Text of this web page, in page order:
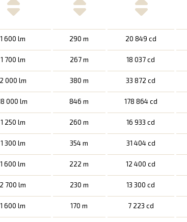
1 600 lm 290 m 20 849 cd
1 700 lm 267 m 18 037 cd
2 000 lm 380 m 33 872 cd
000 lm 846 m 178 864 cd
1 250 lm 260 m 16 933 cd
1 300 lm 354 m 31 404 cd
1 600 lm 222 m 12 400 cd
2 700 lm 230 m 13 300 cd
1 600 lm 170 m 7 223 cd